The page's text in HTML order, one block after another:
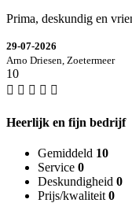
Prima, deskundig en
29-07-2026
Arno Driesen, Zoetermeer
10
Heerlijk en fijn bedrijf
Gemiddeld 10
Service 0
Deskundigheid 0
Prijs/kwaliteit 0